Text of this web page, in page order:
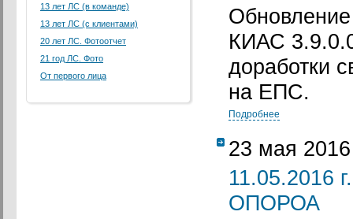
13 лет ЛС (в команде)
13 лет ЛС (с клиентами)
20 лет ЛС. Фотоотчет
21 год ЛС. Фото
От первого лица
КИАС
доработки
на ЕПС.
Подробнее
23 мая 2016
11.05.2016
ОПОРОА